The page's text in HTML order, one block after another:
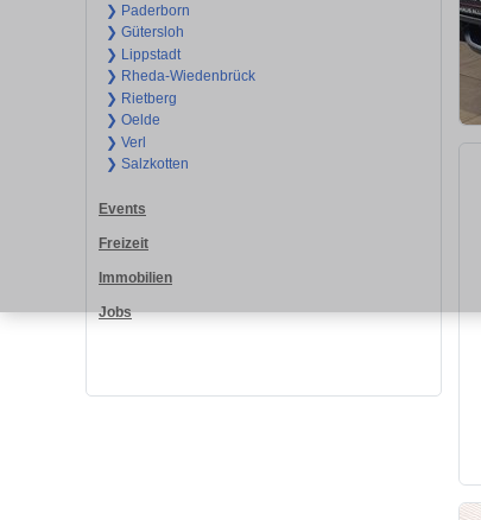
❯ Paderborn
❯ Gütersloh
❯ Lippstadt
❯ Rheda-Wiedenbrück
❯ Rietberg
❯ Oelde
❯ Verl
❯ Salzkotten
Events
Freizeit
Immobilien
Jobs